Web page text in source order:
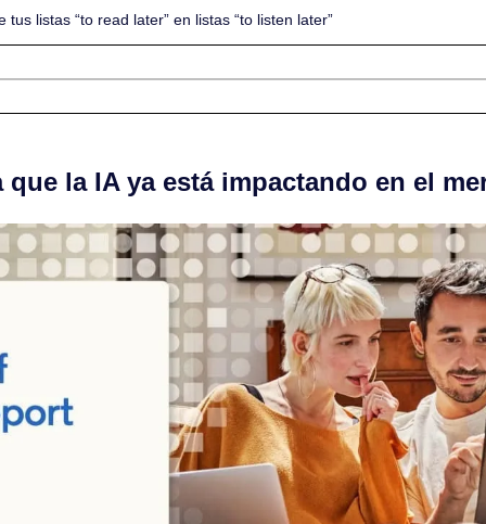
tus listas “to read later” en listas “to listen later”
que la IA ya está impactando en el